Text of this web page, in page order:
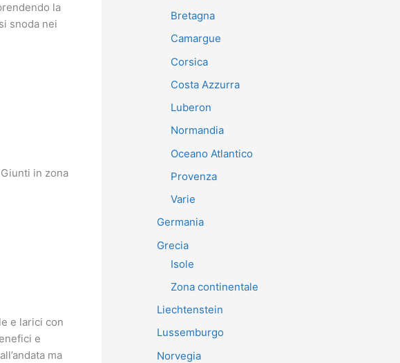
la
snoda nei
in zona
e larici con
e
ma
Bretagna
Camargue
Corsica
Costa Azzurra
Luberon
Normandia
Oceano Atlantico
Provenza
Varie
Germania
Grecia
Isole
Zona continentale
Liechtenstein
Lussemburgo
Norvegia